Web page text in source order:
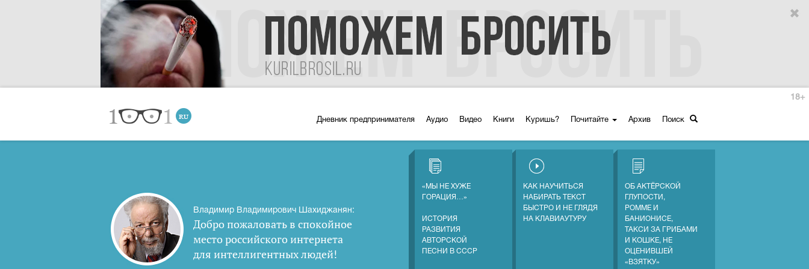
Дневник предпринимателя Аудио Видео Книги Куришь? Почитайте Архив Поиск
18+
Владимир Владимирович Шахиджанян:
Добро пожаловать в спокойное
место российского интернета
для интеллигентных людей!
«МЫ НЕ ХУЖЕ
ГОРАЦИЯ…»
ИСТОРИЯ
РАЗВИТИЯ
АВТОРСКОЙ
ПЕСНИ В СССР
КАК НАУЧИТЬСЯ
НАБИРАТЬ ТЕКСТ
БЫСТРО И НЕ ГЛЯДЯ
НА КЛАВИАУТУРУ
ОБ АКТЁРСКОЙ
ГЛУПОСТИ,
РОММЕ И
БАНИОНИСЕ,
ТАКСИ ЗА ГРИБАМИ
И КОШКЕ, НЕ
ОЦЕНИВШЕЙ
«ВЗЯТКУ»